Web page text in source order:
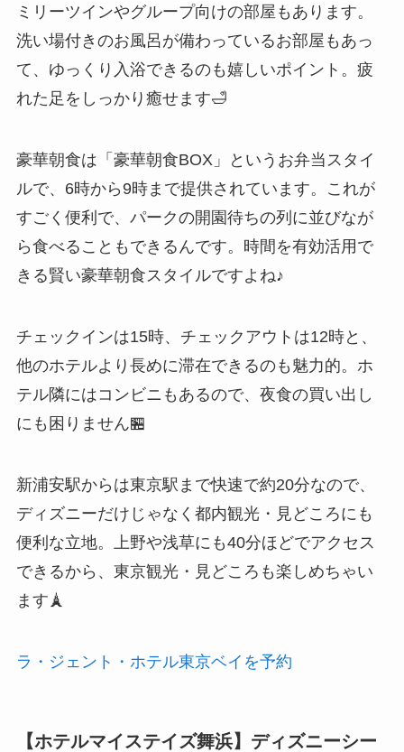
ミリーツインやグループ向けの部屋もあります。
洗い場付きのお風呂が備わっているお部屋もあっ
て、ゆっくり入浴できるのも嬉しいポイント。疲
れた足をしっかり癒せます🛁
豪華朝食は「豪華朝食BOX」というお弁当スタイ
ルで、6時から9時まで提供されています。これが
すごく便利で、パークの開園待ちの列に並びなが
ら食べることもできるんです。時間を有効活用で
きる賢い豪華朝食スタイルですよね♪
チェックインは15時、チェックアウトは12時と、
他のホテルより長めに滞在できるのも魅力的。ホ
テル隣にはコンビニもあるので、夜食の買い出し
にも困りません🏪
新浦安駅からは東京駅まで快速で約20分なので、
ディズニーだけじゃなく都内観光・見どころにも
便利な立地。上野や浅草にも40分ほどでアクセス
できるから、東京観光・見どころも楽しめちゃい
ます🗼
ラ・ジェント・ホテル東京ベイを予約
【ホテルマイステイズ舞浜】ディズニーシー